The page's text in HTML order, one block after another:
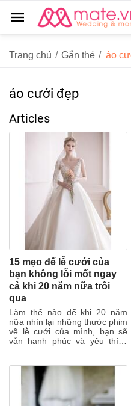
Trang chủ / Gắn thẻ / áo
áo cưới đẹp
Articles
15 mẹo để lễ cưới của
bạn không lỗi mốt ngay
cả khi 20 năm nữa trôi
qua
Làm thế nào để khi 20 năm
nữa nhìn lại những thước phim
về lễ cưới của mình, bạn sẽ
vẫn hạnh phúc và yêu thích